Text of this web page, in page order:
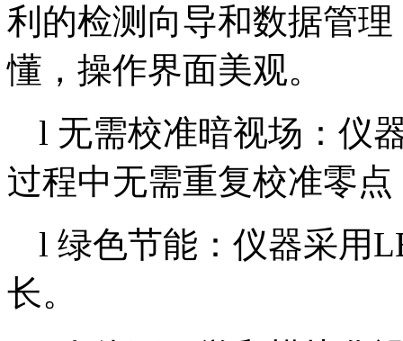
利的检测向导和数据管
懂，操作界面美观。
l 无需校准暗视场：仪
过程中无需重复校准零
l绿色节能：仪器采用
长。